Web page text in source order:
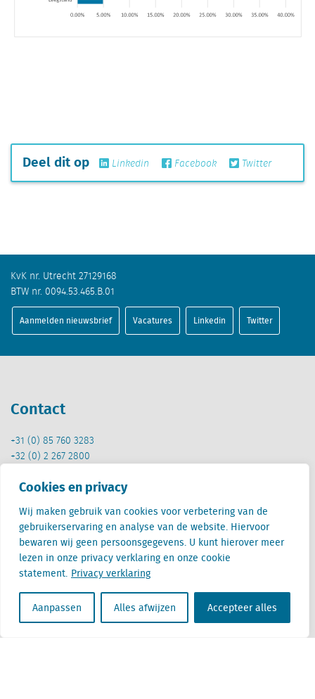
Cookies en privacy
Wij maken gebruik van cookies voor verbetering van de
gebruikerservaring en analyse van de website. Hiervoor
bewaren wij geen persoonsgegevens. U kunt hierover meer
lezen in onze privacy verklaring en onze cookie
statement. Privacy verklaring
Aanpassen Alles afwijzen Accepteer alles
Deel dit op Linkedin Facebook Twitter
KvK nr. Utrecht 27129168
BTW nr. 0094.53.465.B.01
Aanmelden nieuwsbrief Vacatures Linkedin Twitter
Contact
+31 (0) 85 760 3283
+32 (0) 2 267 2800
info@locatus.com
Kantoren
Nederland (hoofdkantoor)
Creative Valley
Stationsplein 32
3511 ED Utrecht
België